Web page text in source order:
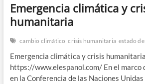
Emergencia climática y
humanitaria
cambio climático crisis humanitaria estado
Emergencia climática y crisis
https://www.elespanol.com/ En el marco
en la Conferencia de las Naciones